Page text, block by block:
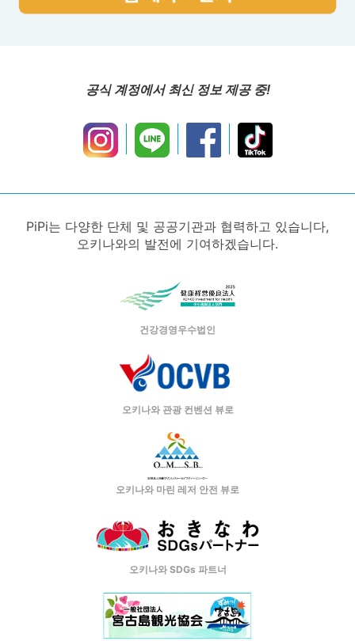
공식 계정에서 최신 정보 제공 중!
PiPi는 다양한 단체 및 공공기관과 협력하고 있습니다,
오키나와의 발전에 기여하겠습니다.
건강경영우수법인
오키나와 관광 컨벤션 뷰로
오키나와 마린 레저 안전 뷰로
오키나와 SDGs 파트너